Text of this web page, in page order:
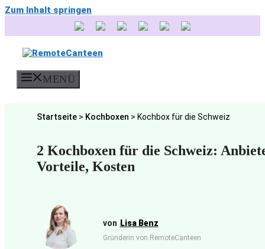
Zum Inhalt springen
MENÜ
Startseite > Kochboxen > Kochbox für die Schweiz
2 Kochboxen für die Schweiz:
Vorteile, Kosten
Lisa Benz
Gründerin von RemoteCanteen